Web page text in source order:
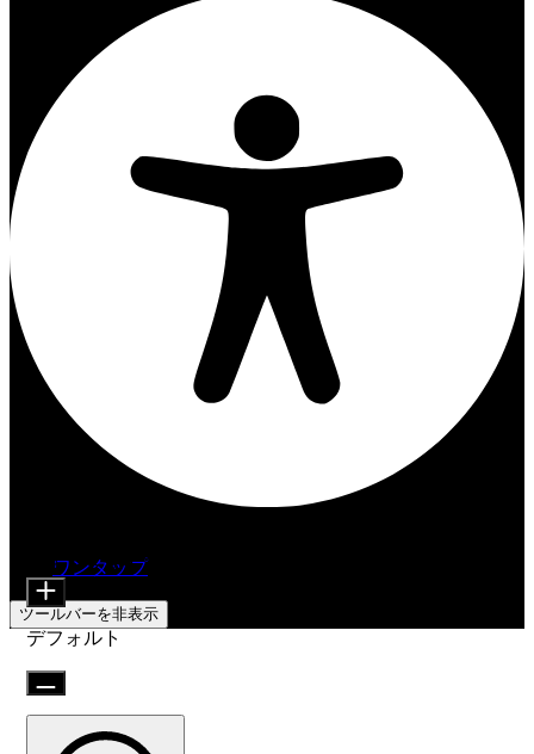
ワンタップ
ツールバーを非表示
フォントサイズ
デフォルト